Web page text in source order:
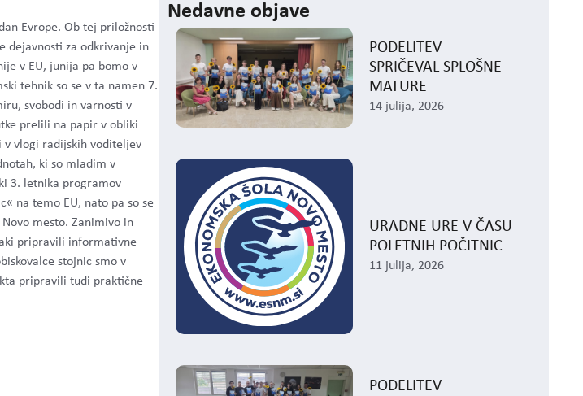
Evrope. Ob tej priložnosti
dejavnosti za odkrivanje in
v EU, junija pa bomo v
tehnik so se v ta namen 7.
svobodi in varnosti v
prelili na papir v obliki
v vlogi radijskih voditeljev
ki so mladim v
3. letnika programov
na temo EU, nato pa so se
mesto. Zanimivo in
pripravili informativne
stojnic smo v
pripravili tudi praktične
Nedavne objave
PODELITEV
SPRIČEVAL SPLOŠNE
MATURE
14 julija, 2026
URADNE URE V ČASU
POLETNIH POČITNIC
11 julija, 2026
PODELITEV